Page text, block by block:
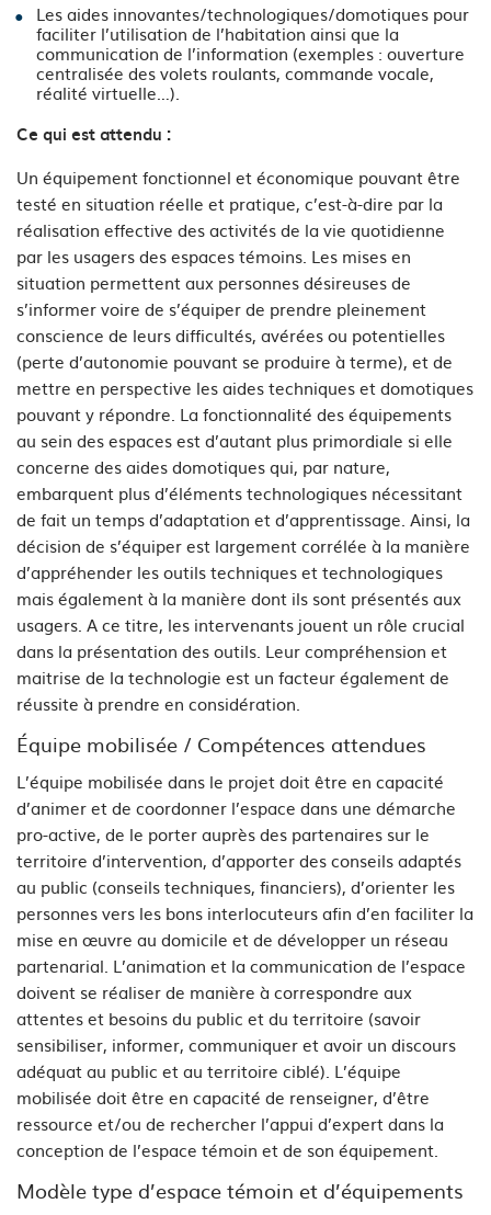
Les aides innovantes/technologiques/domotiques pour
faciliter l’utilisation de l’habitation ainsi que la
communication de l’information (exemples : ouverture
centralisée des volets roulants, commande vocale,
réalité virtuelle…).
Ce qui est attendu :
Un équipement fonctionnel et économique pouvant être
testé en situation réelle et pratique, c’est-à-dire par la
réalisation effective des activités de la vie quotidienne
par les usagers des espaces témoins. Les mises en
situation permettent aux personnes désireuses de
s’informer voire de s’équiper de prendre pleinement
conscience de leurs difficultés, avérées ou potentielles
(perte d’autonomie pouvant se produire à terme), et de
mettre en perspective les aides techniques et domotiques
pouvant y répondre. La fonctionnalité des équipements
au sein des espaces est d’autant plus primordiale si elle
concerne des aides domotiques qui, par nature,
embarquent plus d’éléments technologiques nécessitant
de fait un temps d’adaptation et d’apprentissage. Ainsi, la
décision de s’équiper est largement corrélée à la manière
d’appréhender les outils techniques et technologiques
mais également à la manière dont ils sont présentés aux
usagers. A ce titre, les intervenants jouent un rôle crucial
dans la présentation des outils. Leur compréhension et
maitrise de la technologie est un facteur également de
réussite à prendre en considération.
Équipe mobilisée / Compétences attendues
L’équipe mobilisée dans le projet doit être en capacité
d’animer et de coordonner l’espace dans une démarche
pro-active, de le porter auprès des partenaires sur le
territoire d’intervention, d’apporter des conseils adaptés
au public (conseils techniques, financiers), d’orienter les
personnes vers les bons interlocuteurs afin d’en faciliter la
mise en œuvre au domicile et de développer un réseau
partenarial. L’animation et la communication de l’espace
doivent se réaliser de manière à correspondre aux
attentes et besoins du public et du territoire (savoir
sensibiliser, informer, communiquer et avoir un discours
adéquat au public et au territoire ciblé). L’équipe
mobilisée doit être en capacité de renseigner, d’être
ressource et/ou de rechercher l’appui d’expert dans la
conception de l’espace témoin et de son équipement.
Modèle type d’espace témoin et d’équipements